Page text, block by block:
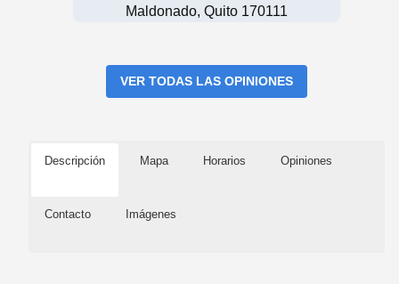
Maldonado, Quito 170111
VER TODAS LAS OPINIONES
Descripción Mapa Horarios Opiniones
Contacto Imágenes